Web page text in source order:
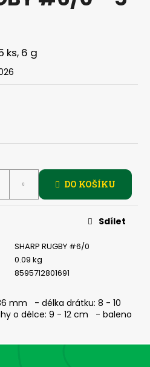
ks, 6 g
DO KOŠÍKU
SHARP RUGBY #6/0
0.09 kg
8595712801691
Sdílet
mm - délka drátku: 8 - 10
o délce: 9 - 12 cm - baleno